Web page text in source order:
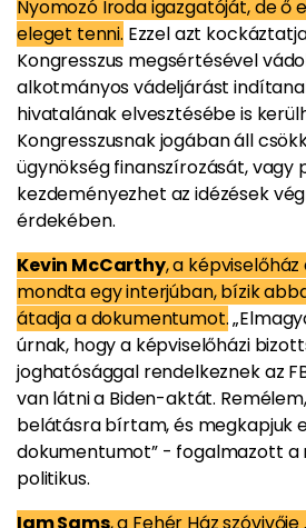
Nyomozó Iroda igazgatóját, de ő
eleget tenni. Ezzel azt
Kongresszus megsértésével
alkotmányos vádeljárást
hivatalának elvesztésébe is
Kongresszusnak jogában áll
ügynökség finanszírozását, vagy
kezdeményezhet az idézések
érdekében.
Kevin McCarthy, a
mondta egy interjúban, bízik
átadja a dokumentumot.
úrnak, hogy a képviselőházi
joghatósággal rendelkeznek az
van látni a Biden-aktát.
belátásra bírtam, és megkapjuk
dokumentumot” - fogalmazott a
politikus.